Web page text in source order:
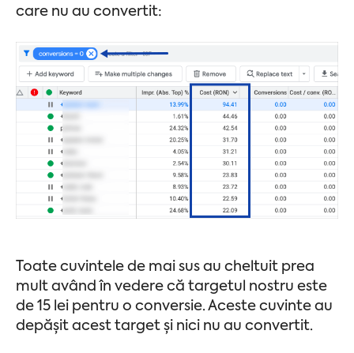
care nu au convertit:
Toate cuvintele de mai sus au cheltuit prea
mult având în vedere că targetul nostru este
de 15 lei pentru o conversie. Aceste cuvinte au
depășit acest target și nici nu au convertit.